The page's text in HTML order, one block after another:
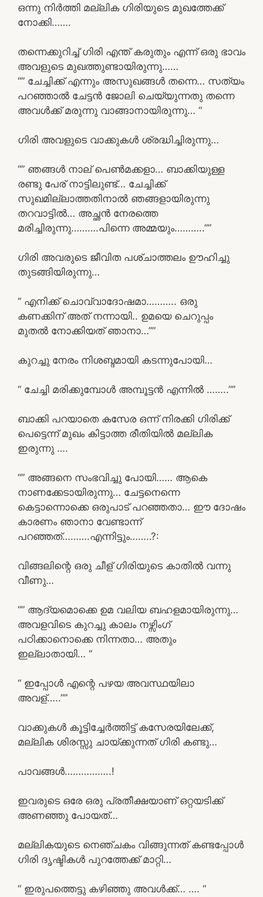
ഒന്നു നിർത്തി മല്ലിക ഗിരിയുടെ മുഖത്തേക്ക്
നോക്കി…….
തന്നെക്കുറിച്ച് ഗിരി എന്ത് കരുതും എന്ന് ഒരു ഭാവം
അവളുടെ മുഖത്തുണ്ടായിരുന്നു……
“” ചേച്ചിക്ക് എന്നും അസുഖങ്ങൾ തന്നെ… സത്യം
പറഞ്ഞാൽ ചേട്ടൻ ജോലി ചെയ്യുന്നതു തന്നെ
അവൾക്ക് മരുന്നു വാങ്ങാനായിരുന്നു… “
ഗിരി അവളുടെ വാക്കുകൾ ശ്രദ്ധിച്ചിരുന്നു…
“” ഞങ്ങൾ നാല് പെൺമക്കളാ… ബാക്കിയുള്ള
രണ്ടു പേര് നാട്ടിലുണ്ട്… ചേച്ചിക്ക്
സുഖമില്ലാത്തതിനാൽ ഞങ്ങളായിരുന്നു
തറവാട്ടിൽ… അച്ഛൻ നേരത്തെ
മരിച്ചിരുന്നു……….പിന്നെ അമ്മയും………..””
ഗിരി അവരുടെ ജീവിത പശ്‌ചാത്തലം ഊഹിച്ചു
തുടങ്ങിയിരുന്നു…
“ എനിക്ക് ചൊവ്വാദോഷമാ……….. ഒരു
കണക്കിന് അത് നന്നായി.. ഉമയെ ചെറുപ്പം
മുതൽ നോക്കിയത് ഞാനാ…””
കുറച്ചു നേരം നിശബ്ദമായി കടന്നുപോയി…
“ ചേച്ചി മരിക്കുമ്പോൾ അമ്പൂട്ടൻ എന്നിൽ ……..””
ബാക്കി പറയാതെ കസേര ഒന്ന് നിരക്കി ഗിരിക്ക്
പെട്ടെന്ന് മുഖം കിട്ടാത്ത രീതിയിൽ മല്ലിക
ഇരുന്നു ….
“” അങ്ങനെ സംഭവിച്ചു പോയി…… ആകെ
നാണക്കേടായിരുന്നു… ചേട്ടനെന്നെ
കെട്ടാന്നൊക്കെ ഒരുപാട് പറഞ്ഞതാ… ഈ ദോഷം
കാരണം ഞാനാ വേണ്ടാന്ന്
പറഞ്ഞത്……….എന്നിട്ടും……..?:
വിങ്ങലിന്റെ ഒരു ചീള് ഗിരിയുടെ കാതിൽ വന്നു
വീണു…
“” ആദ്യമൊക്കെ ഉമ വലിയ ബഹളമായിരുന്നു…
അവളവിടെ കുറച്ചു കാലം നഴ്സിംഗ്
പഠിക്കാനൊക്കെ നിന്നതാ… അതും
ഇല്ലാതായി… “
“ ഇപ്പോൾ എന്റെ പഴയ അവസ്ഥയിലാ
അവള്…..””
വാക്കുകൾ കൂട്ടിച്ചേർത്തിട്ട് കസേരയിലേക്ക്,
മല്ലിക ശിരസ്സു ചായ്ക്കുന്നത് ഗിരി കണ്ടു…
പാവങ്ങൾ……………..!
ഇവരുടെ ഒരേ ഒരു പ്രതീക്ഷയാണ് ഒറ്റയടിക്ക്
അണഞ്ഞു പോയത്…
മല്ലികയുടെ നെഞ്ചകം വിങ്ങുന്നത് കണ്ടപ്പോൾ
ഗിരി ദൃഷ്ടികൾ പുറത്തേക്ക് മാറ്റി…
“ ഇരുപത്തെട്ടു കഴിഞ്ഞു അവൾക്ക്… …. “